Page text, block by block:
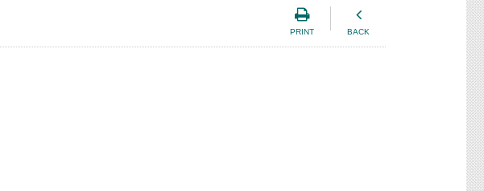
PRINT BACK